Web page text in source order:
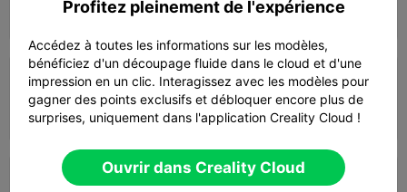
 54m 11s  1 plates  16.79g
couche de 0,2 mm, 3 parois, 15 % de
remplissage
 01h 0m  1 plates 14.10g
couche de 0,2 mm, 2 parois, 15 % de
Profitez pleinement de l'expérience
Accédez à toutes les informations sur les modèles,
bénéficiez d'un découpage fluide dans le cloud et d'une
impression en un clic. Interagissez avec les modèles pour
gagner des points exclusifs et débloquer encore plus de
surprises, uniquement dans l'application Creality Cloud !
Ouvrir dans Creality Cloud